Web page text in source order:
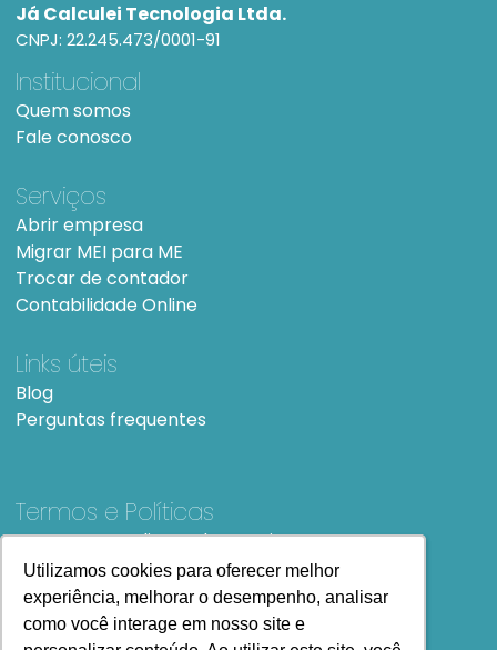
Utilizamos cookies para oferecer melhor
experiência, melhorar o desempenho, analisar
como você interage em nosso site e
Utilizamos cookies para oferecer melhor
experiência, melhorar o desempenho, analisar
como você interage em nosso site e
Já Calculei Tecnologia Ltda.
CNPJ: 22.245.473/0001-91
Institucional
Quem somos
Fale conosco
Serviços
Abrir empresa
Migrar MEI para ME
Trocar de contador
Contabilidade Online
Links úteis
Blog
Perguntas frequentes
Termos e Políticas
Termos e condições de UsoSiteMap